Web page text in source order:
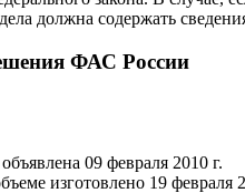
должна содержать
ФАС России
09 февраля 2010 г.
изготовлено 19 февраля